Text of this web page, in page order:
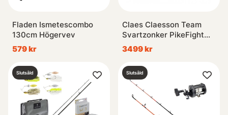
Fladen Ismetescombo
130cm Högervev
579 kr
Claes Claesson Team
Svartzonker PikeFight
Combo 2020
3499 kr
Slutsåld Slutsåld